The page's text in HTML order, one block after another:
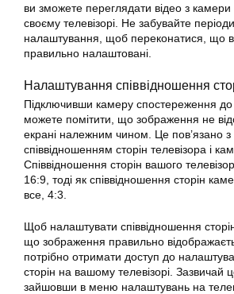
ви зможете переглядати відео з
своєму телевізорі. Не забувайте
налаштування, щоб переконатися, що
правильно налаштовані.
Налаштування співвідношення
Підключивши камеру спостереження до
можете помітити, що зображення не
екрані належним чином. Це пов’язано з
співвідношенням сторін телевізора і
Співвідношення сторін вашого
16:9, тоді як співвідношення сторін
все, 4:3.
Щоб налаштувати співвідношення
що зображення правильно
потрібно отримати доступ до
сторін на вашому телевізорі. Зазвичай
зайшовши в меню налаштувань на